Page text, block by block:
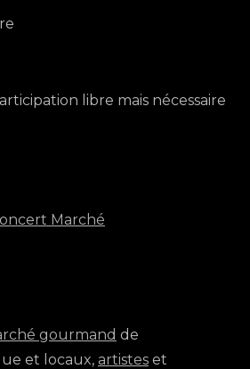
libre mais nécessaire
Marché
gourmand de
et locaux, artistes et